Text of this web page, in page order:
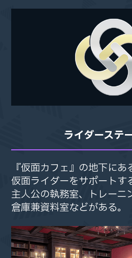
ライダーステ
『仮面カフェ』の地下にあ
仮面ライダーをサポートす
主人公の執務室、トレーニ
倉庫兼資料室などがある。
『仮面カフェ』の地下にあ
仮面ライダーをサポートす
主人公の執務室、トレーニ
倉庫兼資料室などがある。